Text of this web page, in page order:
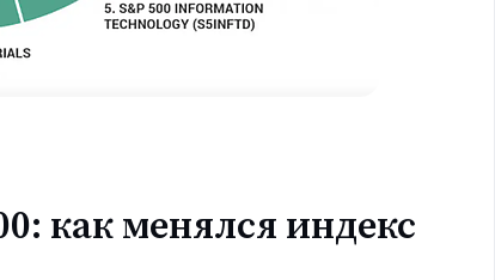
как менялся индекс